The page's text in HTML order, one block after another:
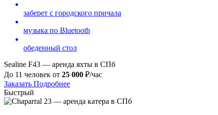
заберет с городского причала
музыка по Bluetooth
обеденный стол
Sealine F43 — аренда яхты в СПб
До 11 человек от 25 000 ₽/час
Заказать Подробнее
Быстрый